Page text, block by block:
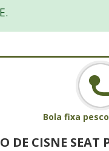
Bola fixa
DE CISNE